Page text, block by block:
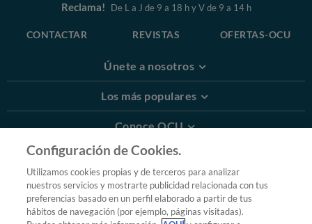
Reclama! De L a J de 9 a 18 h y V de 9 a 14 h
CONTACTAR REVISTAS OFERTAS-OCU
Únete a nosotros
Los más populares
Conoce OCU
Más Información
© 2026 OCU
Condiciones generales de contratación de OCU
Configuración de Cookies.
Utilizamos cookies propias y de terceros para analizar
nuestros servicios y mostrarte publicidad relacionada con tus
preferencias basado en un perfil elaborado a partir de tus
hábitos de navegación (por ejemplo, páginas visitadas).